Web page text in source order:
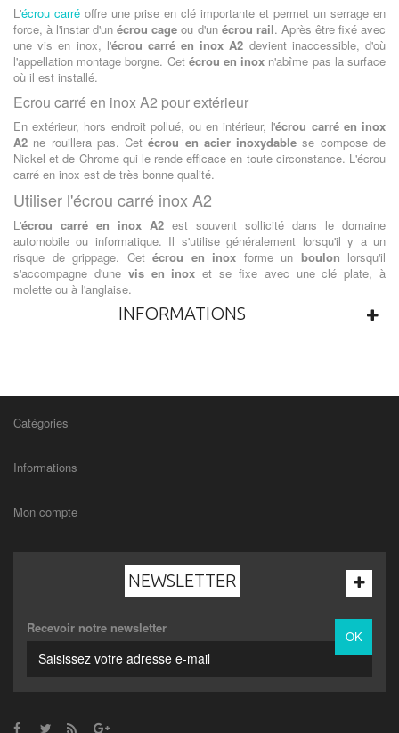
L'écrou carré offre une prise en clé importante et permet un serrage en
force, à l'instar d'unécrou cage ou d'un écrou rail. Après être fixé avec
une vis en inox, l'écrou carré en inox A2 devient inaccessible, d'où
l'appellation montage borgne. Cet écrou en inox n'abîme pas la surface
où il est installé.
Ecrou carré en inox A2 pour extérieur
En extérieur, hors endroit pollué, ou en intérieur, l'écrou carré en inox
A2 ne rouillera pas. Cetécrou en acier inoxydable se compose de
Nickel et de Chrome qui le rende efficace en toute circonstance. L'écrou
carré en inox est de très bonne qualité.
Utiliser l'écrou carré inox A2
L'écrou carré en inox A2 est souvent sollicité dans le domaine
automobile ou informatique. Il s'utilise généralement lorsqu'il y a un
risque de grippage. Cet écrou en inox forme un boulon lorsqu'il
s'accompagne d'une vis en inox et se fixe avec une clé plate, à
molette ou à l'anglaise.
INFORMATIONS
Catégories
Informations
Mon compte
NEWSLETTER
Recevoir notre newsletter
OK